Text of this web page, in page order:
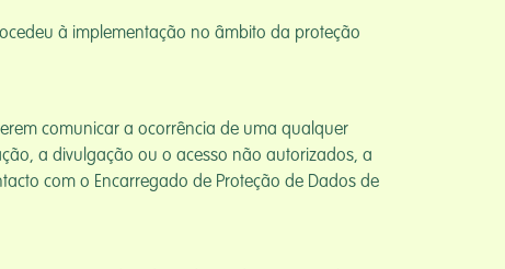
à implementação no âmbito da proteção
comunicar a ocorrência de uma qualquer
a divulgação ou o acesso não autorizados, a
com o Encarregado de Proteção de Dados de